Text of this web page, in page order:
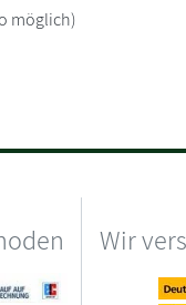
möglich)
Wir